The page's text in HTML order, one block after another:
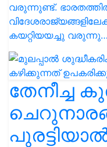
വരുന്നുണ്ട്.
കയറ്റിയയച്ചു
തേനീച്ച